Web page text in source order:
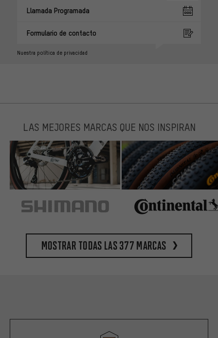
Llamada Programada
Formulario de contacto
Nuestra política de privacidad
LAS MEJORES MARCAS QUE NOS INSPIRAN
Mostrar todas las 377 marcas